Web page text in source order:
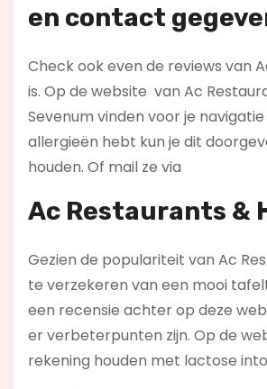
en contact
Check ook even de reviews van
is. Op de website van Ac
Sevenum vinden voor je
allergieën hebt kun je dit
houden. Of mail ze via
Ac Restaurants &
Gezien de populariteit van Ac
te verzekeren van een mooi
een recensie achter op deze
er verbeterpunten zijn. Op de
rekening houden met lactose